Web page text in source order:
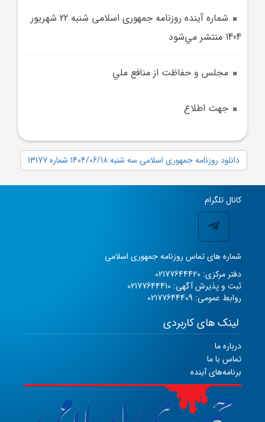
شماره آينده روزنامه جمهوری اسلامی شنبه 22 شهريور
1404 منتشر مي‌شود
مجلس و حفاظت از منافع ملي
جهت اطلاع
دانلود روزنامه جمهوری اسلامی سه شنبه 1404/06/18 شماره 13177
کانال تلگرام
شماره های تماس روزنامه جمهوری اسلامی
دفتر مرکزی: 02177644420
ثبت و پذیرش آگهی: 02177644410
روابط عمومی: 02177644409
لینک های کاربردی
درباره ما
تماس با ما
برنامه‌های آینده